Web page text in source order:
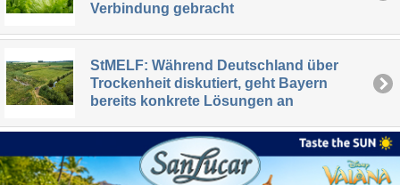
Verbindung gebracht
StMELF: Während Deutschland über
Trockenheit diskutiert, geht Bayern
bereits konkrete Lösungen an